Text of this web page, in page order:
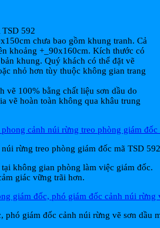
592
chưa bao gồm khung tranh. Cả
khoảng +_90x160cm. Kích thước có
khung. Quý khách có thể đặt vẽ
nhỏ hơn tùy thuộc không gian trang
vẽ 100% bằng chất liệu sơn dầu do
vẽ hoàn toàn không qua khâu trung
rừng treo phòng giám đốc mã TSD 592
không gian phòng làm việc giám đốc.
giác vững trãi hơn.
phó giám đốc cảnh núi rừng vẽ sơn dầu